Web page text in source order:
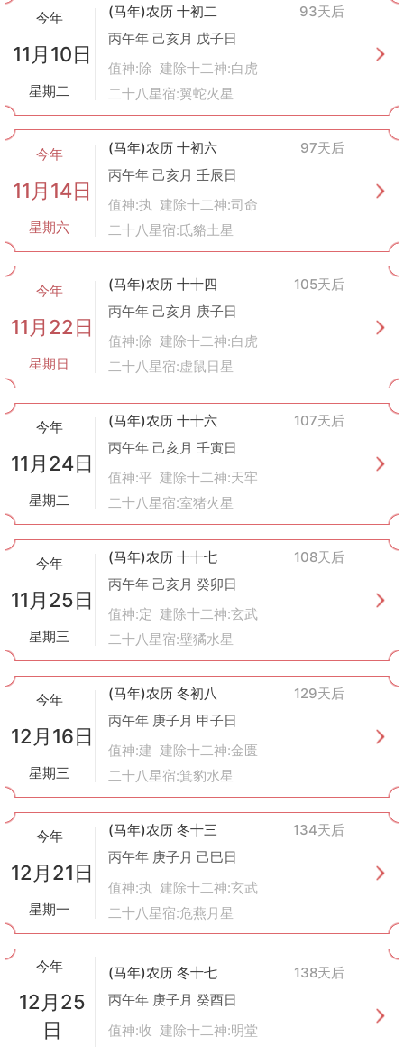
今年
11月10日
星期二
(马年)农历 十初二
93天后
丙午年 己亥月 戊子日
值神:除 建除十二神:白虎
二十八星宿:翼蛇火星
今年
11月14日
星期六
(马年)农历 十初六
97天后
丙午年 己亥月 壬辰日
值神:执 建除十二神:司命
二十八星宿:氐貉土星
今年
11月22日
星期日
(马年)农历 十十四
105天后
丙午年 己亥月 庚子日
值神:除 建除十二神:白虎
二十八星宿:虚鼠日星
今年
11月24日
星期二
(马年)农历 十十六
107天后
丙午年 己亥月 壬寅日
值神:平 建除十二神:天牢
二十八星宿:室猪火星
今年
11月25日
星期三
(马年)农历 十十七
108天后
丙午年 己亥月 癸卯日
值神:定 建除十二神:玄武
二十八星宿:壁獝水星
今年
12月16日
星期三
(马年)农历 冬初八
129天后
丙午年 庚子月 甲子日
值神:建 建除十二神:金匮
二十八星宿:箕豹水星
今年
12月21日
星期一
(马年)农历 冬十三
134天后
丙午年 庚子月 己巳日
值神:执 建除十二神:玄武
二十八星宿:危燕月星
今年
12月25
日
(马年)农历 冬十七
138天后
丙午年 庚子月 癸酉日
值神:收 建除十二神:明堂